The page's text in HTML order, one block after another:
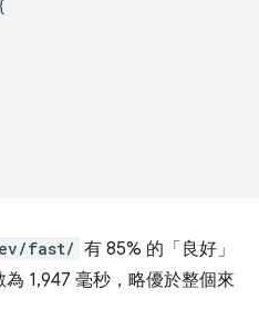
fast/ 有 85% 的「良好」
1,947 毫秒，略優於整個來